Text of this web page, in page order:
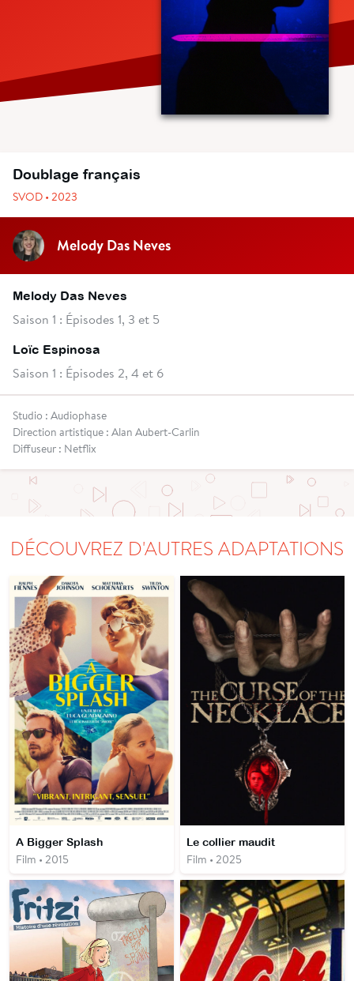
Doublage français
SVOD • 2023
Melody Das Neves
Melody Das Neves
Saison 1 : Épisodes 1, 3 et 5
Loïc Espinosa
Saison 1 : Épisodes 2, 4 et 6
Studio : Audiophase
Direction artistique : Alan Aubert-Carlin
Diffuseur : Netflix
DÉCOUVREZ D'AUTRES ADAPTATIONS
A Bigger Splash
Film • 2015
Le collier maudit
Film • 2025